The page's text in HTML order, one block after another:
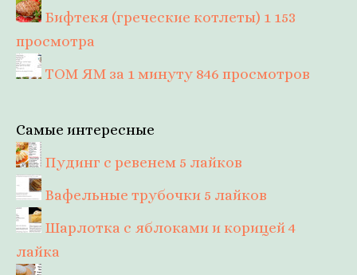
Бифтекя (греческие котлеты) 1 153
просмотра
ТОМ ЯМ за 1 минуту 846 просмотров
Самые интересные
Пудинг с ревенем 5 лайков
Вафельные трубочки 5 лайков
Шарлотка с яблоками и корицей4
лайка